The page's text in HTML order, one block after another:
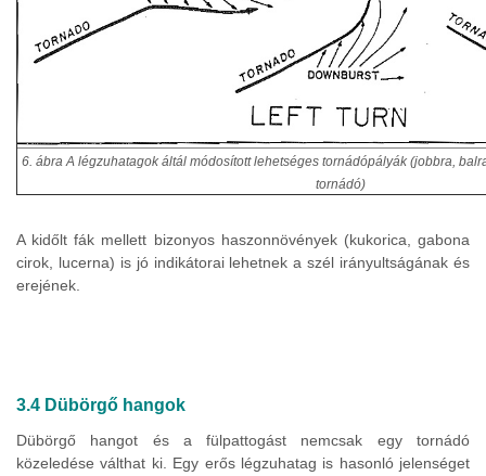
6. ábra A légzuhatagok áltál módosított lehetséges tornádópályák (jobbra,
tornádó)
A kidőlt fák mellett bizonyos haszonnövények (kukorica, gabona
cirok, lucerna) is jó indikátorai lehetnek a szél irányultságának és
erejének.
3.4 Dübörgő hangok
Dübörgő hangot és a fülpattogást nemcsak egy tornádó
közeledése válthat ki. Egy erős légzuhatag is hasonló jelenséget